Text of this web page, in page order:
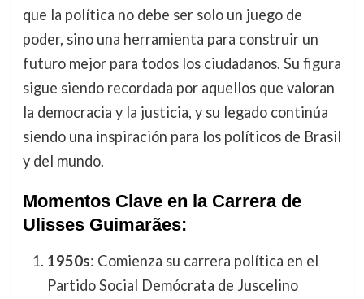
que la política no debe ser solo un juego de
poder, sino una herramienta para construir un
futuro mejor para todos los ciudadanos. Su figura
sigue siendo recordada por aquellos que valoran
la democracia y la justicia, y su legado continúa
siendo una inspiración para los políticos de Brasil
y del mundo.
Momentos Clave en la Carrera de
Ulisses Guimarães:
1950s: Comienza su carrera política en el
Partido Social Demócrata de Juscelino